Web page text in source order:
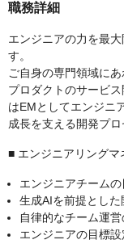
職務詳細
エンジニアの力を最
す。
ご自身の専門領域に
プロダクトのサービ
はEMとしてエンジニ
成長を支える開発プ
■ エンジニアリング
エンジニアチーム
生成AIを前提とし
自律的なチーム運
エンジニアの目標